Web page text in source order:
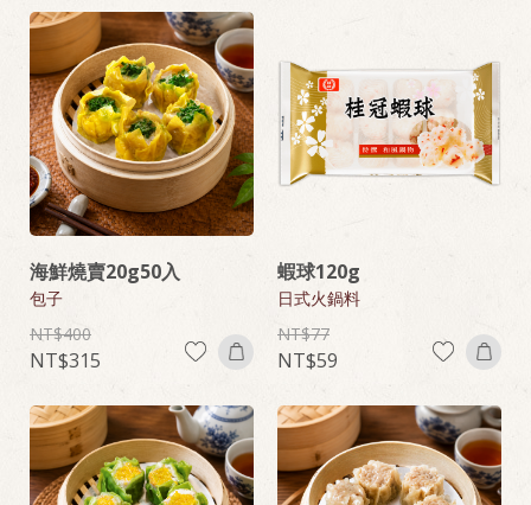
海鮮燒賣20g50入
包子
400
315
蝦球120g
日式火鍋料
77
59